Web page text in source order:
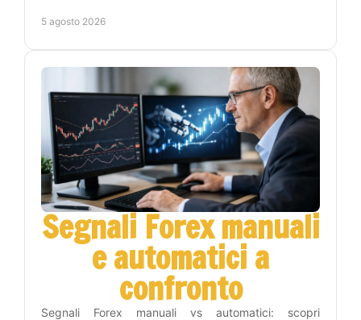
5 agosto 2026
Segnali Forex manuali
e automatici a
confronto
Segnali Forex manuali vs automatici: scopri